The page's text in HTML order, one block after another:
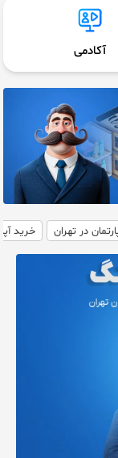
آکادمی
در تهران خرید